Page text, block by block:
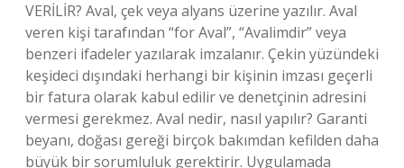
VERİLİR? Aval, çek veya alyans üzerine yazılır. Aval
veren kişi tarafından “for Aval”, “Avalimdir” veya
benzeri ifadeler yazılarak imzalanır. Çekin yüzündeki
keşideci dışındaki herhangi bir kişinin imzası geçerli
bir fatura olarak kabul edilir ve denetçinin adresini
vermesi gerekmez. Aval nedir, nasıl yapılır? Garanti
beyanı, doğası gereği birçok bakımdan kefilden daha
büyük bir sorumluluk gerektirir. Uygulamada